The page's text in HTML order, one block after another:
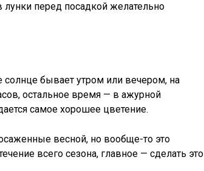
перед посадкой желательно
солнце бывает утром или вечером, на
остальное время — в ажурной
самое хорошее цветение.
весной, но вообще-то это
всего сезона, главное — сделать это